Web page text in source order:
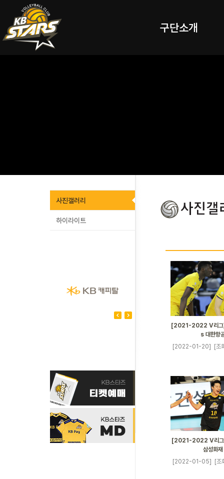
구단소개
사진갤러리
하이라이트
[2021-2022 V리그
s 대한항
[2022-01-20]
[조
[2021-2022 V리그
삼성화재
[2022-01-05]
[조